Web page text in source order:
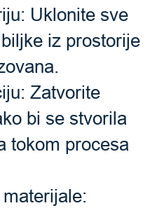
Uklonite sve
iz prostorije
Zatvorite
bi se stvorila
tokom procesa